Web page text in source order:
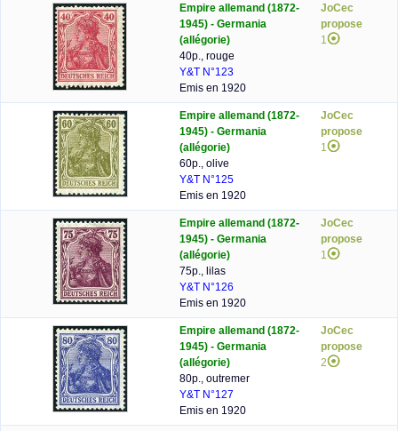
Empire allemand (1872-
1945) - Germania
(allégorie)
40p., rouge
Y&T N°123
Emis en 1920
JoCec
propose
1
Empire allemand (1872-
1945) - Germania
(allégorie)
60p., olive
Y&T N°125
Emis en 1920
JoCec
propose
1
Empire allemand (1872-
1945) - Germania
(allégorie)
75p., lilas
Y&T N°126
Emis en 1920
JoCec
propose
1
Empire allemand (1872-
1945) - Germania
(allégorie)
80p., outremer
Y&T N°127
Emis en 1920
JoCec
propose
2